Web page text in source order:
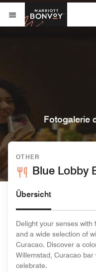
Skip to Content
Menu öffnen
Marriott
Fotogalerie
OTHER
Blue Lobby
Übersicht
Delight your senses
and a wide selection of
Curacao. Discover a
Willemstad, Curacao
celebrate.